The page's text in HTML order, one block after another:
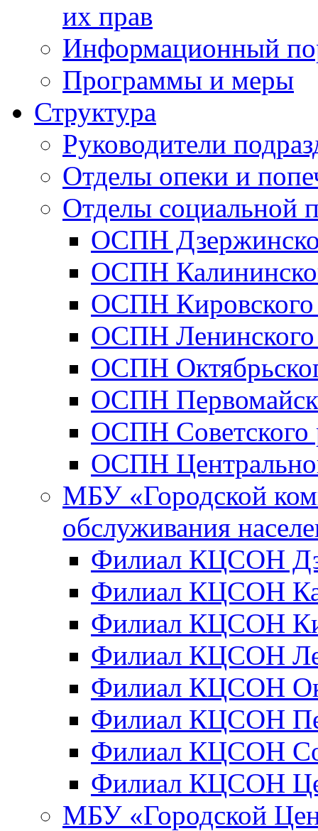
их прав
Информационный
Программы и меры
Структура
Руководители
Отделы опеки и
Отделы социальной
ОСПН
ОСПН
ОСПН Кировского
ОСПН Ленинского
ОСПН
ОСПН
ОСПН Советского
ОСПН
МБУ «Городской
обслуживания
Филиал КЦСОН
Филиал КЦСОН
Филиал КЦСОН
Филиал КЦСОН
Филиал КЦСОН
Филиал КЦСОН
Филиал КЦСОН
Филиал КЦСОН
МБУ «Городской